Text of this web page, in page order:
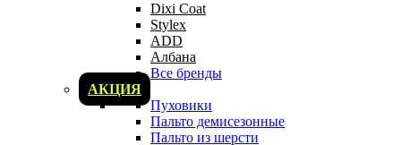
Dixi Coat
Stylex
ADD
Албана
Все бренды
АКЦИЯ
Пуховики
Пальто демисезонные
Пальто из шерсти